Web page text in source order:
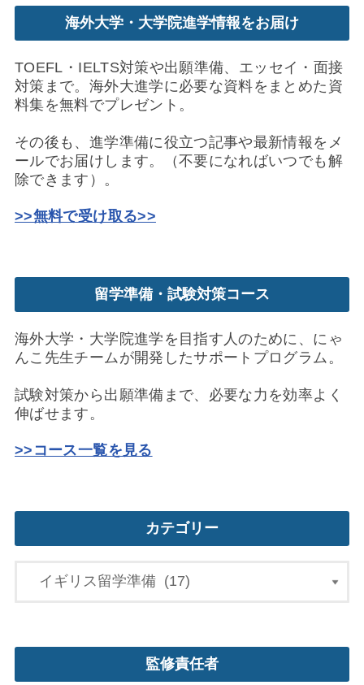
海外大学・大学院進学情報をお届け
TOEFL・IELTS対策や出願準備、エッセイ・面接
対策まで。海外大進学に必要な資料をまとめた資
料集を無料でプレゼント。
その後も、進学準備に役立つ記事や最新情報をメ
ールでお届けします。（不要になればいつでも解
除できます）。
>>無料で受け取る>>
留学準備・試験対策コース
海外大学・大学院進学を目指す人のために、にゃ
んこ先生チームが開発したサポートプログラム。
試験対策から出願準備まで、必要な力を効率よく
伸ばせます。
>>コース一覧を見る
カテゴリー
監修責任者